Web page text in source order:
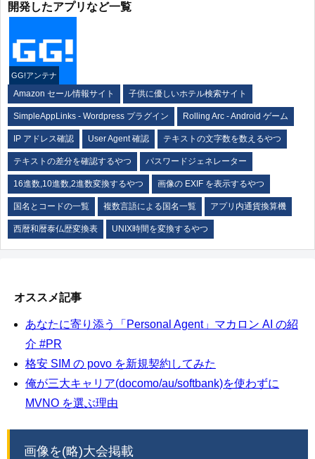
開発したアプリなど一覧
GG!アンテナ
Amazon セール情報サイト 子供に優しいホテル検索サイト
SimpleAppLinks - Wordpress プラグイン Rolling Arc - Android ゲーム
IP アドレス確認 User Agent 確認 テキストの文字数を数えるやつ
テキストの差分を確認するやつ パスワードジェネレーター
16進数,10進数,2進数変換するやつ 画像の EXIF を表示するやつ
国名とコードの一覧 複数言語による国名一覧 アプリ内通貨換算機
西暦和暦泰仏歴変換表 UNIX時間を変換するやつ
オススメ記事
あなたに寄り添う「Personal Agent」マカロン AI の紹
介 #PR
格安 SIM の povo を新規契約してみた
俺が三大キャリア(docomo/au/softbank)を使わずに
MVNO を選ぶ理由
画像を(略)大会掲載